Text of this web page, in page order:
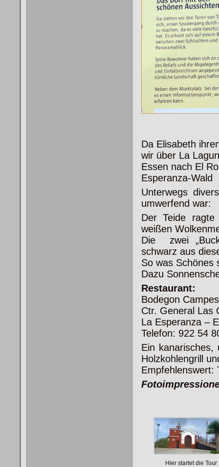
Da Elisabeth
wir über La
Essen nach El
Esperanza-Wald
Unterwegs
umwerfend war:
Der Teide
weißen
Die zwei
schwarz aus
So was Schönes
Dazu
Restaurant:
Bodegon
Ctr. General Las
La Esperanza –
Telefon: 922 54
Ein kanarisches,
Holzkohlengrill
Empfehlenswert:
Hier startet die Tour